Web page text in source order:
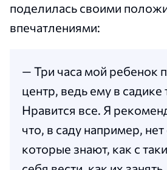
поделилась своими
впечатлениями:
— Три часа мой ребенок
центр, ведь ему в
Нравится все. Я
что, в саду например,
которые знают, как с